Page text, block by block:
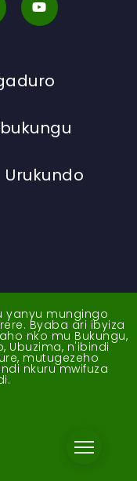
Urukundo
yanyu mungingo
Byaba ari ibyiza
nko mu Bukungu,
Ubuzima, n'ibindi
mutugezeho
nkuru mwifuza